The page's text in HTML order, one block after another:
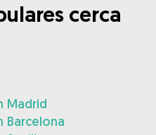
cerca
Madrid
Barcelona